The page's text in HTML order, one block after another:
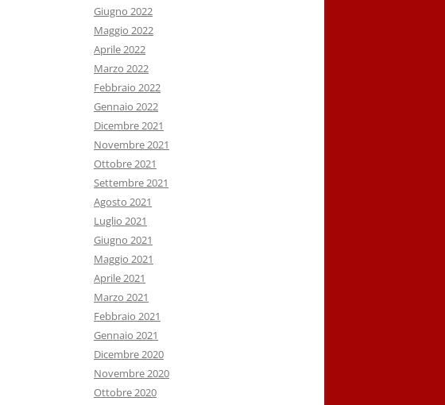
Giugno 2022
Maggio 2022
Aprile 2022
Marzo 2022
Febbraio 2022
Gennaio 2022
Dicembre 2021
Novembre 2021
Ottobre 2021
Settembre 2021
Agosto 2021
Luglio 2021
Giugno 2021
Maggio 2021
Aprile 2021
Marzo 2021
Febbraio 2021
Gennaio 2021
Dicembre 2020
Novembre 2020
Ottobre 2020